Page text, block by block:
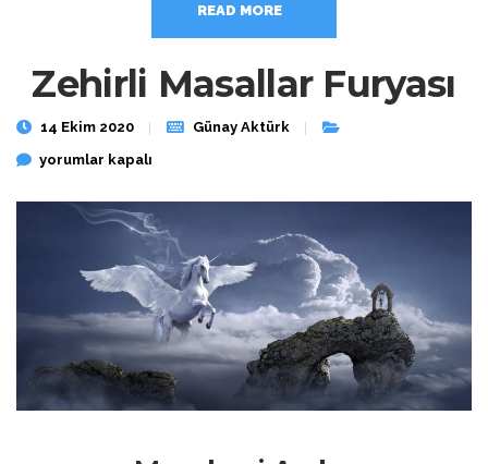
READ MORE
Zehirli Masallar Furyası
14 Ekim 2020
Günay Aktürk
Zehirli Masallar Furyası için
yorumlar kapalı